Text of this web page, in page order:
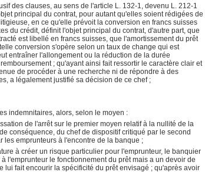
des clauses, au sens de l'article L. 132-1, devenu L. 212-1
principal du contrat, pour autant qu'elles soient rédigées de
en ce qu'elle prévoit la conversion en francs suisses
du crédit, définit l'objet principal du contrat, d'autre part, que
est libellé en francs suisses, que l'amortissement du prêt
conversion s'opère selon un taux de change qui est
entraîner l'allongement ou la réduction de la durée
; qu'ayant ainsi fait ressortir le caractère clair et
de procéder à une recherche ni de répondre à des
a légalement justifié sa décision de ce chef ;
indemnitaires, alors, selon le moyen :
de l'arrêt sur le premier moyen relatif à la nullité de la
conséquence, du chef de dispositif critiqué par le second
les emprunteurs à l'encontre de la banque ;
à créer un risque particulier pour l'emprunteur, le banquier
l'emprunteur le fonctionnement du prêt mais a un devoir de
fait encourir la spécificité du prêt envisagé ; qu'après avoir